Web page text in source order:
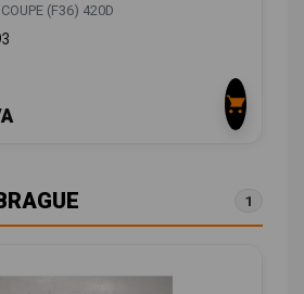
(F36) 420D
1